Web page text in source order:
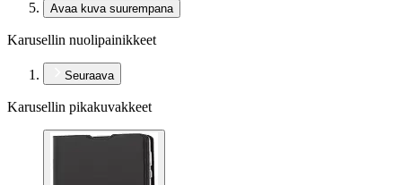
Avaa kuva suurempana
Karusellin nuolipainikkeet
Seuraava
Karusellin pikakuvakkeet